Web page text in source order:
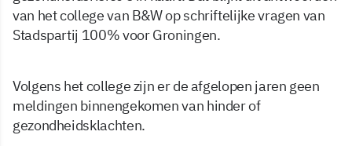
van het college van B&W op schriftelijke vragen van
Stadspartij 100% voor Groningen.
Volgens het college zijn er de afgelopen jaren geen
meldingen binnengekomen van hinder of
gezondheidsklachten.